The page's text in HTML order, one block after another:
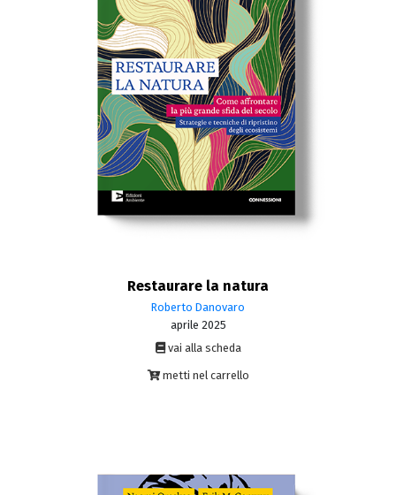
Restaurare la natura
Roberto Danovaro
aprile 2025
vai alla scheda
metti nel carrello